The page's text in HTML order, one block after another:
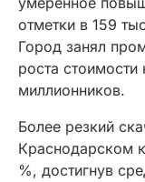
отметки в 159
Город занял
роста
миллионников.
Более резкий
Краснодарском
%, достигнув